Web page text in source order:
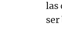
las
ser